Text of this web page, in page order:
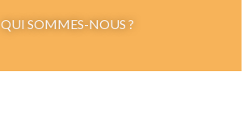
QUI SOMMES-NOUS ?